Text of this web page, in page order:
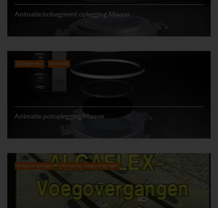
Animatie bolsegment oplegging Maurer
Opleggingen Animatie
Animatie potoplegging Maurer
Voegovergangen Uitvoering voegovergangen